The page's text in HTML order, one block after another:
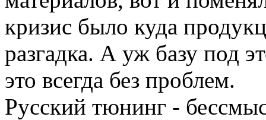
кризис было куда
разгадка. А уж базу под
это всегда без проблем.
Русский тюнинг -